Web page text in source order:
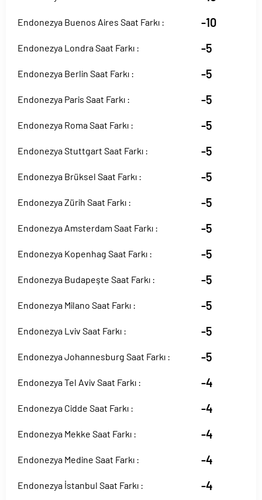
Endonezya Buenos Aires Saat Farkı : -10
Endonezya Londra Saat Farkı : -5
Endonezya Berlin Saat Farkı : -5
Endonezya Paris Saat Farkı : -5
Endonezya Roma Saat Farkı : -5
Endonezya Stuttgart Saat Farkı : -5
Endonezya Brüksel Saat Farkı : -5
Endonezya Zürih Saat Farkı : -5
Endonezya Amsterdam Saat Farkı : -5
Endonezya Kopenhag Saat Farkı : -5
Endonezya Budapeşte Saat Farkı : -5
Endonezya Milano Saat Farkı : -5
Endonezya Lviv Saat Farkı : -5
Endonezya Johannesburg Saat Farkı : -5
Endonezya Tel Aviv Saat Farkı : -4
Endonezya Cidde Saat Farkı : -4
Endonezya Mekke Saat Farkı : -4
Endonezya Medine Saat Farkı : -4
Endonezya İstanbul Saat Farkı : -4